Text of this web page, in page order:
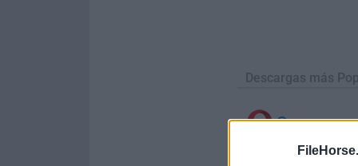
Descargas más
Opera
Opera 134.0 Build 5954.26